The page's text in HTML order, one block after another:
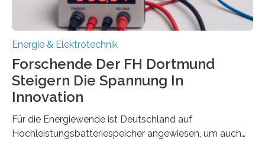
Energie & Elektrotechnik
Forschende Der FH Dortmund
Steigern Die Spannung In
Innovation
Für die Energiewende ist Deutschland auf
Hochleistungsbatteriespeicher angewiesen, um auch